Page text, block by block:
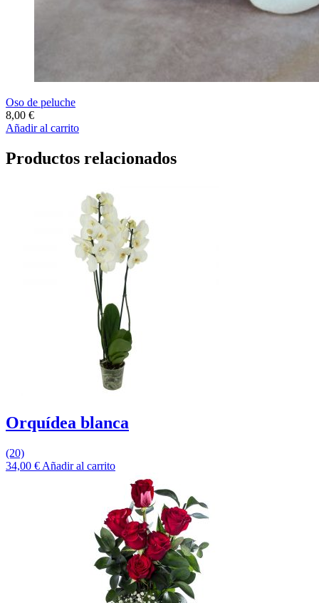
Oso de peluche
8,00 €
Añadir al carrito
Productos relacionados
Orquídea blanca
(20)
34,00 € Añadir al carrito